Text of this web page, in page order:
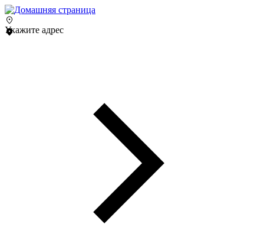
Укажите адрес